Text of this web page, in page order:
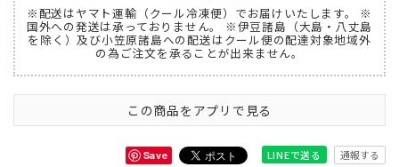
※配送はヤマト運輸（クール冷凍便）でお届けいたします。 ※
国外への発送は承っておりません。 ※伊豆諸島（大島・八丈島
を除く）及び小笠原諸島への配送はクール便の配達対象地域外
の為ご注文を承ることが出来ません。
この商品をアプリで見る
Save LINEで送る 通報する